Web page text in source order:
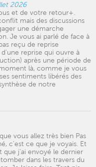
2026
et de votre retour+.
mais des discussions
une démarche
Je vous ai parlé de face à
reçu de reprise
reprise qui ouvre à
après une période de
là, comme je vous
sentiments libérés des
de notre
vous allez très bien Pas
c’est ce que je voyais. Et
j’ai envoyé le dernier
dans les travers du